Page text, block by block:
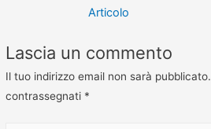
Articolo
Lascia un commento
Il tuo indirizzo email non sarà pubblicato.
contrassegnati *